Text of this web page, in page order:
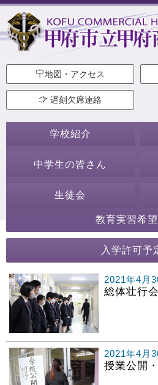
地図・アクセス
遅刻欠席連絡
学校紹介
中学生の皆さん
生徒会
教育実習希
入学許可予
2021年4月
総体壮行会
2021年4月
授業公開